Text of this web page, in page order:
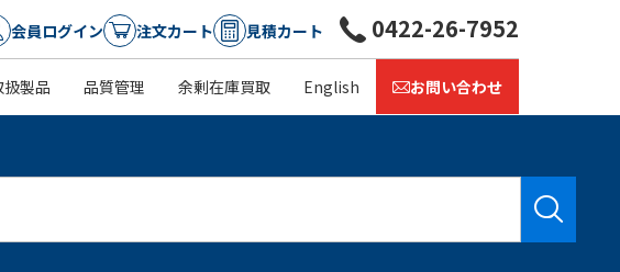
会員ログイン 注文カート 見積カート
扱製品 品質管理 余剰在庫買取 English お問い合わせ
0422-26-7952